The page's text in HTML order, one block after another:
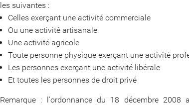
les suivantes :
Celles exerçant une activité commerciale
Ou une activité artisanale
Une activité agricole
Toute personne physique exerçant une activité
Les personnes exerçant une activité libérale
Et toutes les personnes de droit privé
Remarque : l'ordonnance du 18 décembre